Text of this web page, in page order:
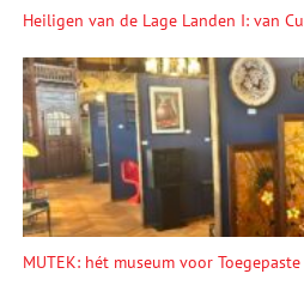
Heiligen van de Lage Landen I: van
MUTEK: hét museum voor